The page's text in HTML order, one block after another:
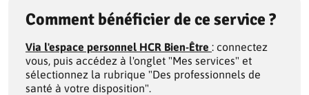
Comment bénéficier de ce service ?
Via l'espace personnel HCR Bien-Être : connectez
vous, puis accédez à l'onglet "Mes services" et
sélectionnez la rubrique "Des professionnels de
santé à votre disposition".